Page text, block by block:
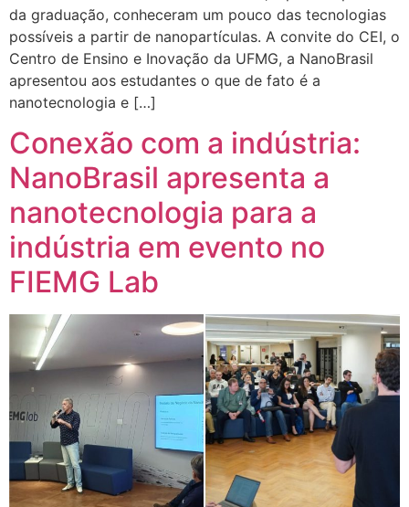
da graduação, conheceram um pouco das tecnologias
possíveis a partir de nanopartículas. A convite do CEI, o
Centro de Ensino e Inovação da UFMG, a NanoBrasil
apresentou aos estudantes o que de fato é a
nanotecnologia e […]
Conexão com a indústria:
NanoBrasil apresenta a
nanotecnologia para a
indústria em evento no
FIEMG Lab